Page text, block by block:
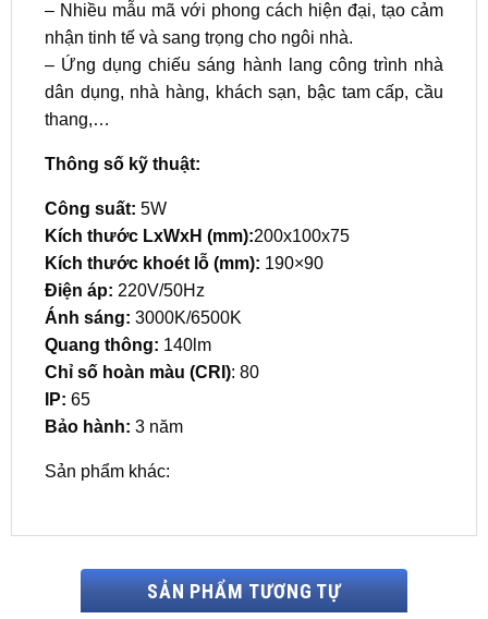
– Nhiều mẫu mã với phong cách hiện đại, tạo cảm
nhận tinh tế và sang trọng cho ngôi nhà.
– Ứng dụng chiếu sáng hành lang công trình nhà
dân dụng, nhà hàng, khách sạn, bậc tam cấp, cầu
thang,…
Thông số kỹ thuật:
Công suất: 5W
Kích thước LxWxH (mm):200x100x75
Kích thước khoét lỗ (mm): 190×90
Điện áp: 220V/50Hz
Ánh sáng: 3000K/6500K
Quang thông: 140lm
Chỉ số hoàn màu (CRI): 80
IP: 65
Bảo hành: 3 năm
Sản phẩm khác:
SẢN PHẨM TƯƠNG TỰ